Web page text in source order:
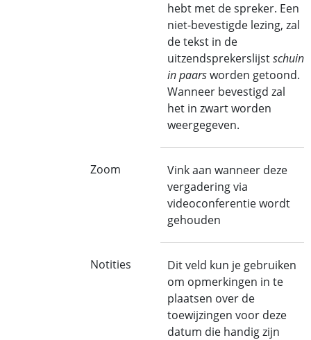
hebt met de spreker. Een
niet-bevestigde lezing, zal
de tekst in de
uitzendsprekerslijstschuin
in paarsworden getoond.
Wanneer bevestigd zal
het in zwart worden
weergegeven.
Zoom
Vink aan wanneer deze
vergadering via
videoconferentie wordt
gehouden
Notities
Dit veld kun je gebruiken
om opmerkingen in te
plaatsen over de
toewijzingen voor deze
datum die handig zijn